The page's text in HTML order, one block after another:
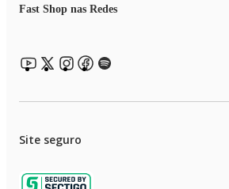
Fast Shop nas Redes
Site seguro